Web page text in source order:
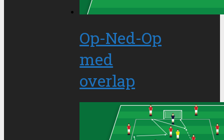
Op-Ned-Op
med
overlap